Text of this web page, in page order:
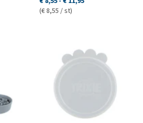
(€ 8,55 / st)